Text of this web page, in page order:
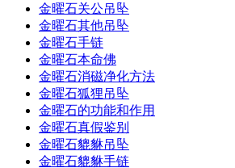
金曜石关公吊坠
金曜石其他吊坠
金曜石手链
金曜石本命佛
金曜石消磁净化方法
金曜石狐狸吊坠
金曜石的功能和作用
金曜石真假鉴别
金曜石貔貅吊坠
金曜石貔貅手链